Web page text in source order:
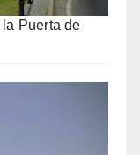
Puerta de